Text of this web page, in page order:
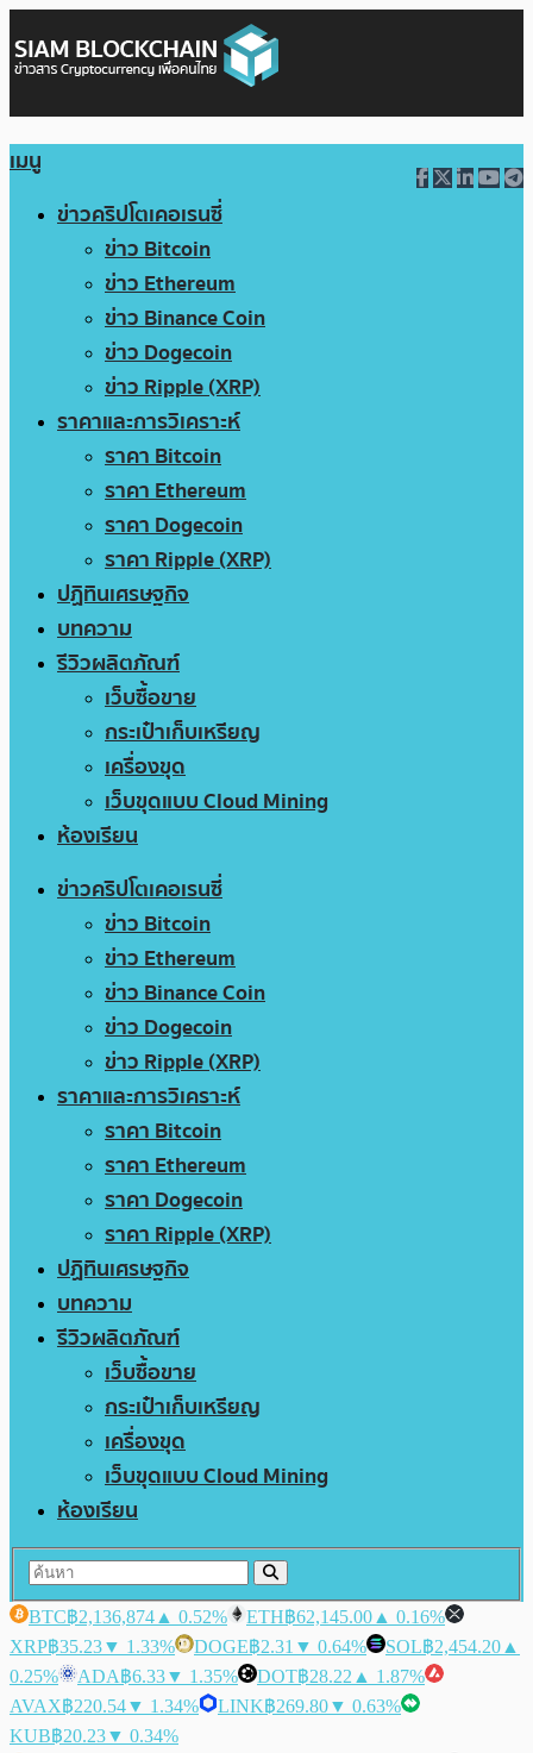
เมนู
ข่าวคริปโตเคอเรนซี่
ข่าว Bitcoin
ข่าว Ethereum
ข่าว Binance Coin
ข่าว Dogecoin
ข่าว Ripple (XRP)
ราคาและการวิเคราะห์
ราคา Bitcoin
ราคา Ethereum
ราคา Dogecoin
ราคา Ripple (XRP)
ปฏิทินเศรษฐกิจ
บทความ
รีวิวผลิตภัณฑ์
เว็บซื้อขาย
กระเป๋าเก็บเหรียญ
เครื่องขุด
เว็บขุดแบบ Cloud Mining
ห้องเรียน
ข่าวคริปโตเคอเรนซี่
ข่าว Bitcoin
ข่าว Ethereum
ข่าว Binance Coin
ข่าว Dogecoin
ข่าว Ripple (XRP)
ราคาและการวิเคราะห์
ราคา Bitcoin
ราคา Ethereum
ราคา Dogecoin
ราคา Ripple (XRP)
ปฏิทินเศรษฐกิจ
บทความ
รีวิวผลิตภัณฑ์
เว็บซื้อขาย
กระเป๋าเก็บเหรียญ
เครื่องขุด
เว็บขุดแบบ Cloud Mining
ห้องเรียน
BTC฿2,136,874 ▲ 0.52% ETH฿62,145.00 ▲ 0.16%
XRP฿35.23▼ 1.33% DOGE฿2.31 ▼ 0.64% SOL฿2,454.20 ▲
0.25%
ADA฿6.33▼ 1.35% DOT฿28.22 ▲ 1.87%
AVAX฿220.54▼ 1.34% LINK฿269.80▼ 0.63%
KUB฿20.23▼ 0.34%